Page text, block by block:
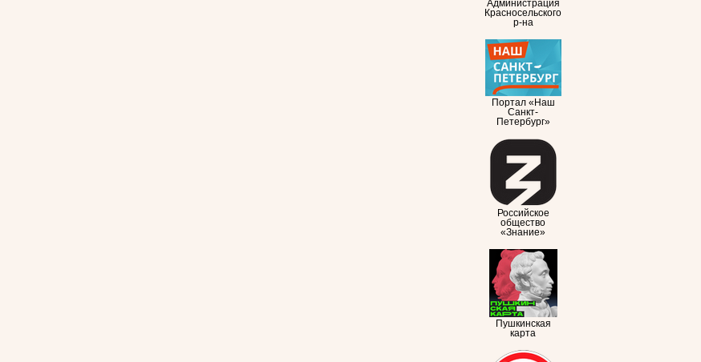
Администрация
Красносельского
р-на
Портал «Наш
Санкт-
Петербург»
Российское
общество
«Знание»
Пушкинская
карта